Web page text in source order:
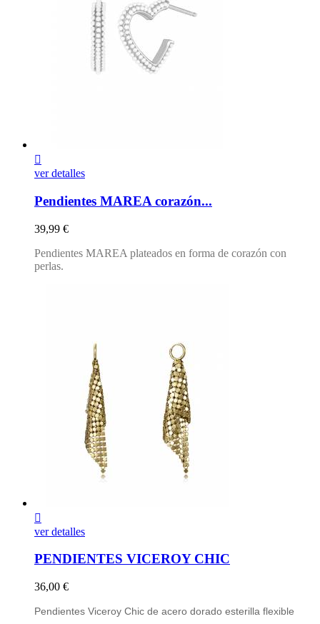

ver detalles
Pendientes MAREA corazón...
Precio
39,99 €
Pendientes MAREA plateados en forma de corazón con
perlas.

ver detalles
PENDIENTES VICEROY CHIC
Precio
36,00 €
Pendientes Viceroy Chic de acero dorado esterilla flexible